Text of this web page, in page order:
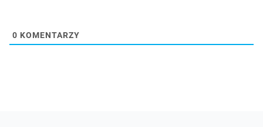
0 KOMENTARZY